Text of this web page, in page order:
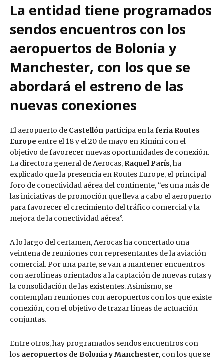
La entidad tiene programados
sendos encuentros con los
aeropuertos de Bolonia y
Manchester, con los que se
abordará el estreno de las
nuevas conexiones
El aeropuerto de Castellón participa en laferia Routes
Europe entre el 18 y el 20 de mayo en Rímini con el
objetivo de favorecer nuevas oportunidades de conexión.
La directora general de Aerocas, Raquel París, ha
explicado que la presencia en Routes Europe, el principal
foro de conectividad aérea del continente, “es una más de
las iniciativas de promoción que lleva a cabo el aeropuerto
para favorecer el crecimiento del tráfico comercial y la
mejora de la conectividad aérea”.
A lo largo del certamen, Aerocas ha concertado una
veintena de reuniones con representantes de la aviación
comercial. Por una parte, se van a mantener encuentros
con aerolíneas orientados a la captación de nuevas rutas y
la consolidación de las existentes. Asimismo, se
contemplan reuniones con aeropuertos con los que existe
conexión, con el objetivo de trazar líneas de actuación
conjuntas.
Entre otros, hay programados sendos encuentros con
los aeropuertos de Bolonia y Manchester, con los que se